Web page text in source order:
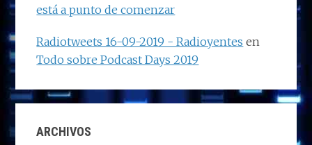
está a punto de comenzar
Radiotweets 16-09-2019 - Radioyentes en
Todo sobre Podcast Days 2019
ARCHIVOS